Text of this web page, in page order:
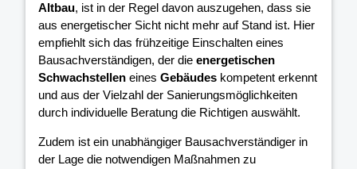
Altbau, ist in der Regel davon auszugehen, dass sie
aus energetischer Sicht nicht mehr auf Stand ist. Hier
empfiehlt sich das frühzeitige Einschalten eines
Bausachverständigen, der die energetischen
Schwachstellen eines Gebäudes kompetent erkennt
und aus der Vielzahl der Sanierungsmöglichkeiten
durch individuelle Beratung die Richtigen auswählt.
Zudem ist ein unabhängiger Bausachverständiger in
der Lage die notwendigen Maßnahmen zu